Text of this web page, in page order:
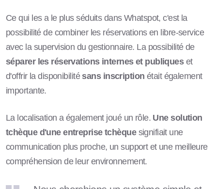
Ce qui les a le plus séduits dans Whatspot, c'est la
possibilité de combiner les réservations en libre-service
avec la supervision du gestionnaire. La possibilité de
séparer les réservations internes et publiqueset
d'offrir la disponibilité sans inscription était également
importante.
La localisation a également joué un rôle. Une solution
tchèque d'une entreprise tchèquesignifiait une
communication plus proche, un support et une meilleure
compréhension de leur environnement.